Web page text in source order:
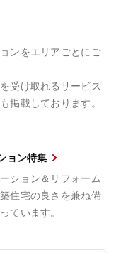
ンをエリアごとにご
受け取れるサービス
掲載しております。
ョン特集
ション＆リフォーム
住宅の良さを兼ね備
ています。